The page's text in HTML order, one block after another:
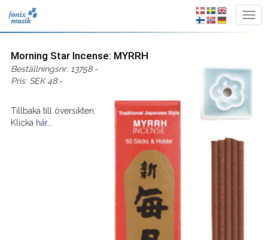
Morning Star Incense: MYRRH
Beställningsnr: 13758 -
Pris: SEK 48:-
Tillbaka till översikten.
Klicka här...